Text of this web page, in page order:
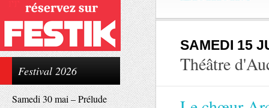
Festival 2026
Samedi 30 mai – Prélude
SAMEDI 15
Théâtre